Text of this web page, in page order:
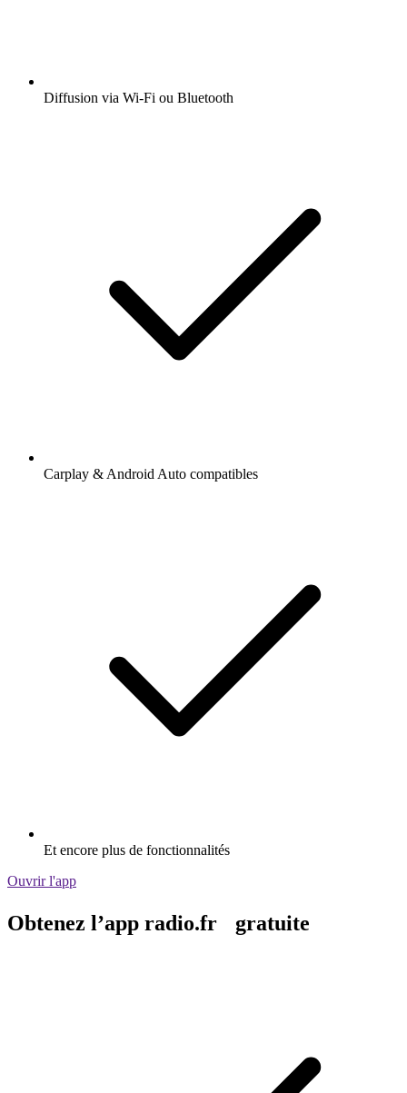
Diffusion via Wi-Fi ou Bluetooth
Carplay & Android Auto compatibles
Et encore plus de fonctionnalités
Ouvrir l'app
Obtenez l’app radio.fr gratuite